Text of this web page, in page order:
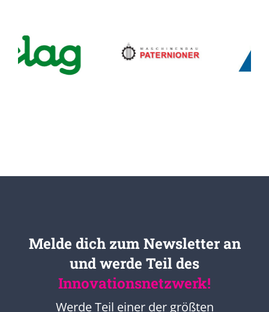
Melde dich zum Newsletter an
und werde Teil des
Innovationsnetzwerk!
Werde Teil einer der größten